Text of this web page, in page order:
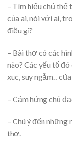
– Tìm hiểu chủ
của ai, nói với ai,
điều gì?
– Bài thơ có các
nào? Các yếu tố
xúc, suy
– Cảm hứng chủ
– Chú ý đến những
thơ.